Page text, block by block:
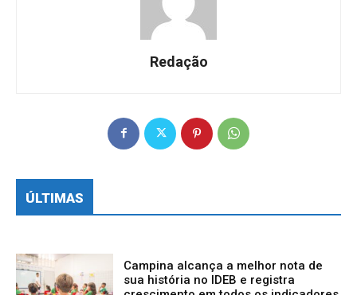
Redação
ÚLTIMAS
Campina alcança a melhor nota de
sua história no IDEB e registra